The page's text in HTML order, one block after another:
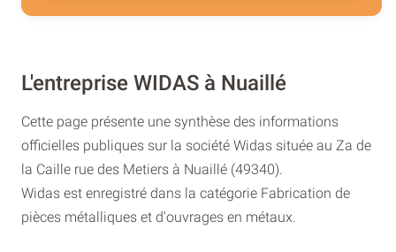
L'entreprise WIDAS à Nuaillé
Cette page présente une synthèse des informations
officielles publiques sur la société Widas située au Za de
la Caille rue des Metiers à Nuaillé (49340).
Widas est enregistré dans la catégorie Fabrication de
pièces métalliques et d'ouvrages en métaux.